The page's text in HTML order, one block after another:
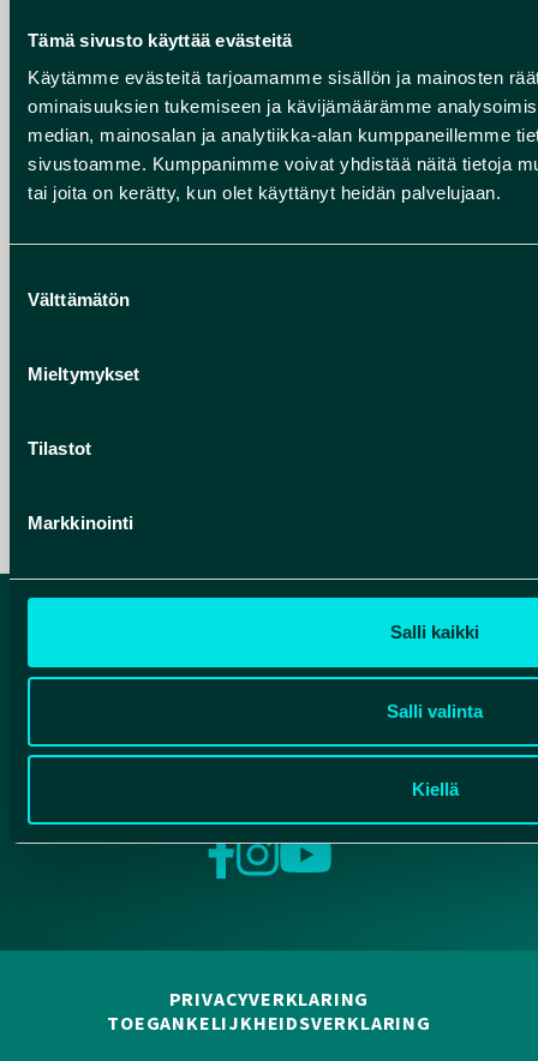
Tämä sivusto käyttää evästeitä
Käytämme evästeitä tarjoamamme sisällön ja mainosten
ominaisuuksien tukemiseen ja kävijämäärämme
median, mainosalan ja analytiikka-alan kumppaneillemme
sivustoamme. Kumppanimme voivat yhdistää näitä tietoja
tai joita on kerätty, kun olet käyttänyt heidän palvelujaan.
valinta
Välttämätön
Mieltymykset
Tilastot
Markkinointi
Salli kaikki
Salli valinta
Kiellä
Useita paikkoja
Viikkomelonta
Thu 4.6.2026 - Thu 27.8.2026
Oulujärven Melojat ry, Uitontie 5, 91700
Vaala
Facebook
Instagram
YouTube
PRIVACYVERKLARING
TOEGANKELIJKHEIDSVERKLARING